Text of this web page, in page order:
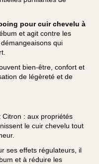
pour cuir chevelu à
et agit contre les
qui
bien-être, confort et
de légèreté et de
: aux propriétés
le cuir chevelu tout
ses effets régulateurs, il
et à réduire les